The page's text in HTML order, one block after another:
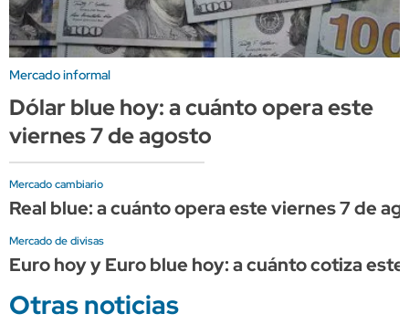
Mercado informal
Dólar blue hoy: a cuánto opera este
viernes 7 de agosto
Mercado cambiario
Real blue: a cuánto opera este viernes 7 de
Mercado de divisas
Euro hoy y Euro blue hoy: a cuánto cotiza
Otras noticias